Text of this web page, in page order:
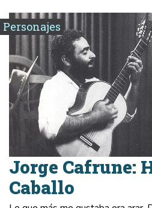
Personajes
Jorge Cafrune:
Caballo